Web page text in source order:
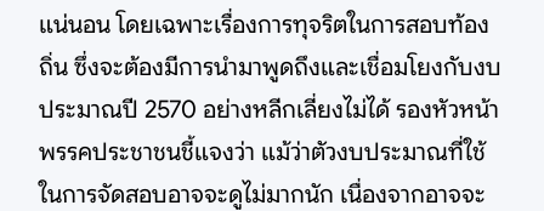
แน่นอน โดยเฉพาะเรื่องการทุจริตในการสอบท้อง
ถิ่น ซึ่งจะต้องมีการนำมาพูดถึงและเชื่อมโยงกับงบ
ประมาณปี 2570 อย่างหลีกเลี่ยงไม่ได้ รองหัวหน้า
พรรคประชาชนชี้แจงว่า แม้ว่าตัวงบประมาณที่ใช้
ในการจัดสอบอาจจะดูไม่มากนัก เนื่องจากอาจจะ